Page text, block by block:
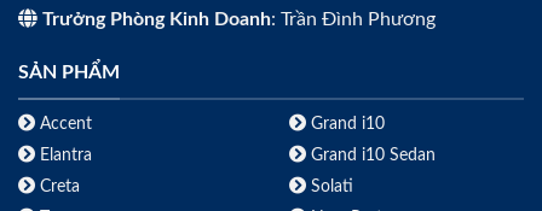
Trưởng Phòng Kinh Doanh: Trần Đình Phương
SẢN PHẨM
Accent
Elantra
Creta
Grand i10
Grand i10 Sedan
Solati